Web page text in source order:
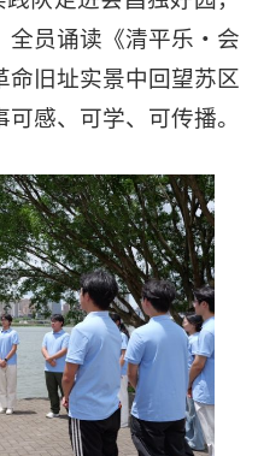
全员诵读《清平乐・会
命旧址实景中回望苏区
感、可学、可传播。